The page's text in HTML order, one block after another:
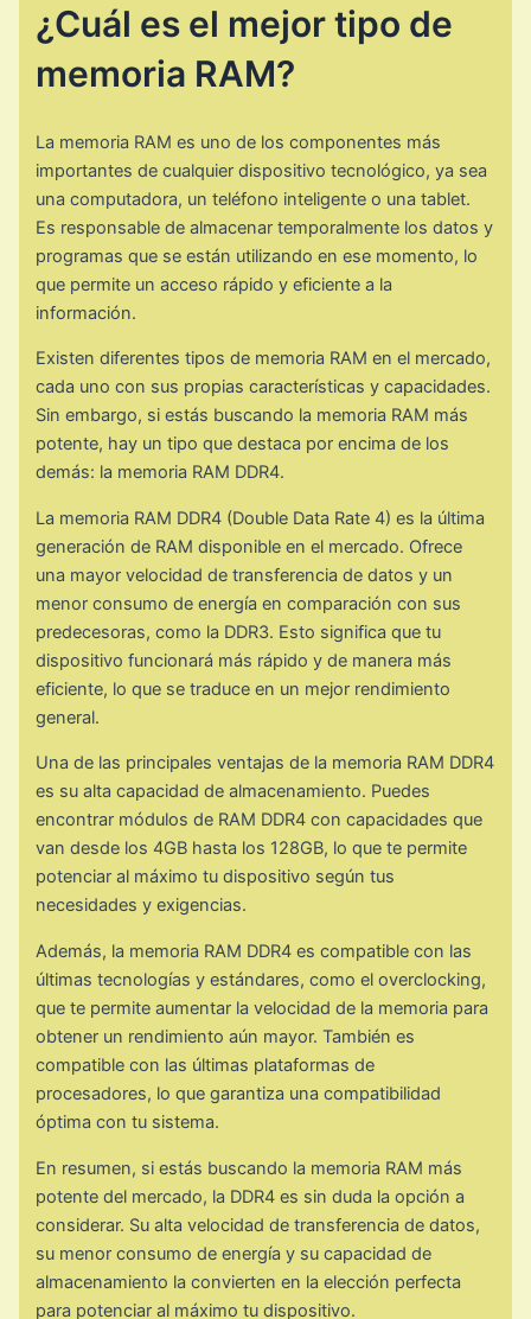
¿Cuál es el mejor tipo de
memoria RAM?
La memoria RAM es uno de los componentes más
importantes de cualquier dispositivo tecnológico, ya sea
una computadora, un teléfono inteligente o una tablet.
Es responsable de almacenar temporalmente los datos y
programas que se están utilizando en ese momento, lo
que permite un acceso rápido y eficiente a la
información.
Existen diferentes tipos de memoria RAM en el mercado,
cada uno con sus propias características y capacidades.
Sin embargo, si estás buscando la memoria RAM más
potente, hay un tipo que destaca por encima de los
demás: la memoria RAM DDR4.
La memoria RAM DDR4 (Double Data Rate 4) es la última
generación de RAM disponible en el mercado. Ofrece
una mayor velocidad de transferencia de datos y un
menor consumo de energía en comparación con sus
predecesoras, como la DDR3. Esto significa que tu
dispositivo funcionará más rápido y de manera más
eficiente, lo que se traduce en un mejor rendimiento
general.
Una de las principales ventajas de la memoria RAM DDR4
es su alta capacidad de almacenamiento. Puedes
encontrar módulos de RAM DDR4 con capacidades que
van desde los 4GB hasta los 128GB, lo que te permite
potenciar al máximo tu dispositivo según tus
necesidades y exigencias.
Además, la memoria RAM DDR4 es compatible con las
últimas tecnologías y estándares, como el overclocking,
que te permite aumentar la velocidad de la memoria para
obtener un rendimiento aún mayor. También es
compatible con las últimas plataformas de
procesadores, lo que garantiza una compatibilidad
óptima con tu sistema.
En resumen, si estás buscando la memoria RAM más
potente del mercado, la DDR4 es sin duda la opción a
considerar. Su alta velocidad de transferencia de datos,
su menor consumo de energía y su capacidad de
almacenamiento la convierten en la elección perfecta
para potenciar al máximo tu dispositivo.